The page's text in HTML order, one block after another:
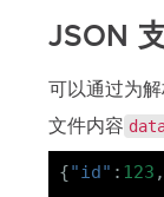
JSON
可以通过为
文件内容
{"id" : 123 ,